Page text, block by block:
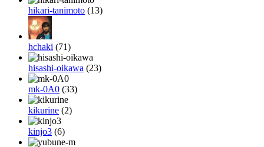
hikari-tanimoto (13)
hchaki (71)
hisashi-oikawa (23)
mk-0A0 (33)
kikurine (2)
kinjo3 (6)